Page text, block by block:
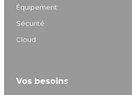
n
a
Équipement
Sécurité
Cloud
Vos besoins